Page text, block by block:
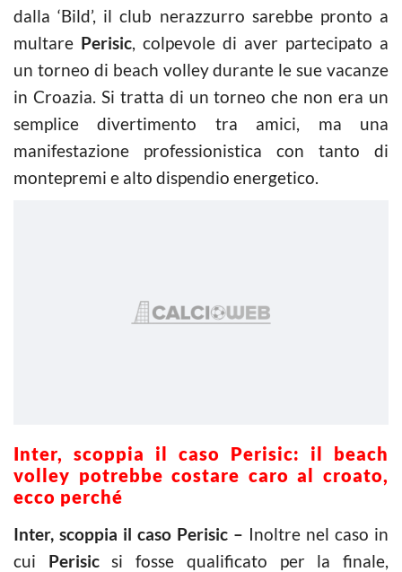
dalla ‘Bild’, il club nerazzurro sarebbe pronto a
multare Perisic, colpevole di aver partecipato a
un torneo di beach volley durante le sue vacanze
in Croazia. Si tratta di un torneo che non era un
semplice divertimento tra amici, ma una
manifestazione professionistica con tanto di
montepremi e alto dispendio energetico.
Inter, scoppia il caso Perisic: il beach
volley potrebbe costare caro al croato,
ecco perché
Inter, scoppia il caso Perisic – Inoltre nel caso in
cui Perisicsi fosse qualificato per la finale,